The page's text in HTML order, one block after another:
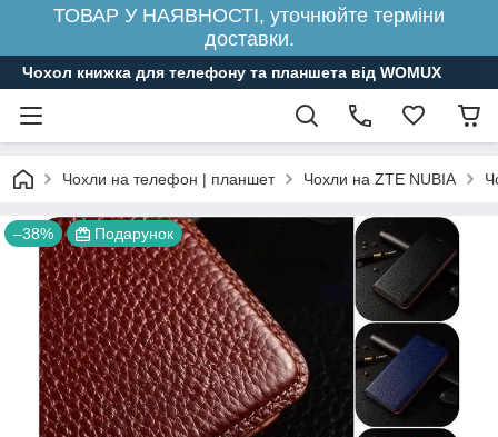
ТОВАР У НАЯВНОСТІ, уточнюйте терміни
доставки.
Чохол книжка для телефону та планшета від WOMUX
Чохли на телефон | планшет Чохли на ZTE NUBIA
–38% Подарунок